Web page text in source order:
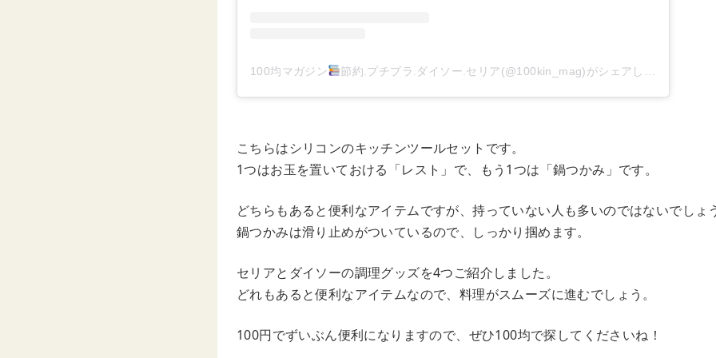
100均マガジン 節約.プチプラ.ダイソー.セリア(@100kin_mag)がシェアした投稿
こちらはシリコンのキッチンツールセットです。
1つはお玉を置いておける「レスト」で、もう1つは「鍋つかみ」です。
どちらもあると便利なアイテムですが、持っていない人も多いのではないでしょ
鍋つかみは滑り止めがついているので、しっかり掴めます。
セリアとダイソーの調理グッズを4つご紹介しました。
どれもあると便利なアイテムなので、料理がスムーズに進むでしょう。
100円でずいぶん便利になりますので、ぜひ100均で探してくださいね！